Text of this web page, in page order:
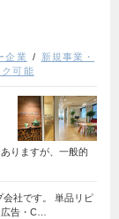
企業
新規事業・
ク可能
りますが、一般的
会社です。 単品リピ
告・C…